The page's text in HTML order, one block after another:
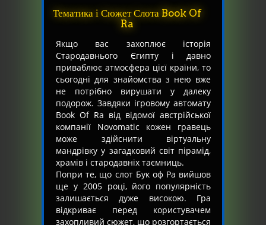
Тематика і Сюжет Слота Book Of
Ra
Якщо вас захоплює історія
Стародавнього Єгипту і давно
приваблює атмосфера цієї країни, то
сьогодні для знайомства з нею вже
не потрібно вирушати у далеку
подорож. Завдяки ігровому автомату
Book Of Ra від відомої австрійської
компанії Novomatic кожен гравець
може здійснити віртуальну
мандрівку у загадковий світ пірамід,
храмів і стародавніх таємниць.
Попри те, що слот Бук оф Ра вийшов
ще у 2005 році, його популярність
залишається дуже високою. Гра
відкриває перед користувачем
захопливий сюжет, що розгортається